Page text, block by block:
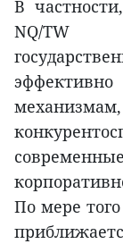
В
NQ/TW
По мере